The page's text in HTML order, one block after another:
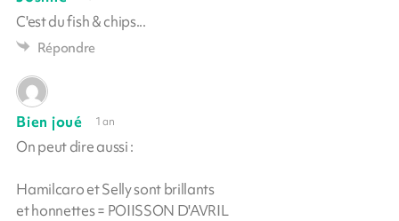
C'est du fish & chips...
Répondre
Bien joué 1 an
On peut dire aussi :
Hamilcaro et Selly sont brillants
et honnettes = POIISSON D'AVRIL